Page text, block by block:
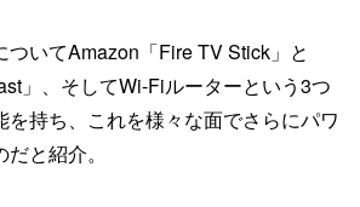
ついてAmazon「Fire TV Stick」と
」、そしてWi-Fiルーターという3つ
を持ち、これを様々な面でさらにパワ
と紹介。